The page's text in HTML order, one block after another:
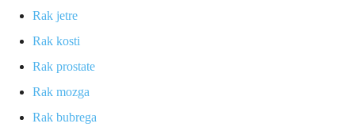
Rak jetre
Rak kosti
Rak prostate
Rak mozga
Rak bubrega